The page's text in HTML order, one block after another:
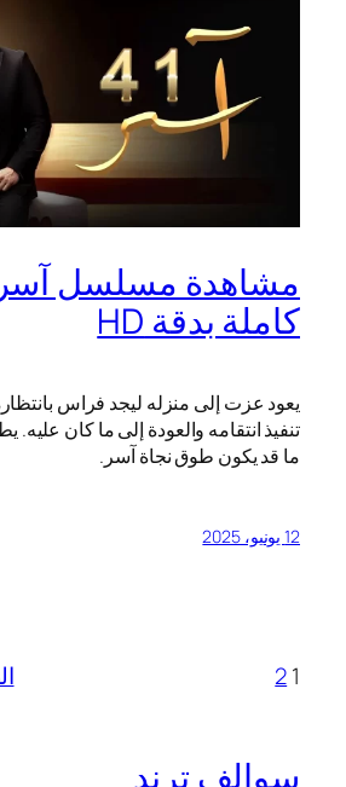
كاملة بدقة HD
يعود عزت إلى منزله ليجد فراس
تنفيذ انتقامه والعودة إلى ما كان
ما قد يكون طوق نجاة آسر.
12 يونيو، 2025
1
2
سوالف ترند